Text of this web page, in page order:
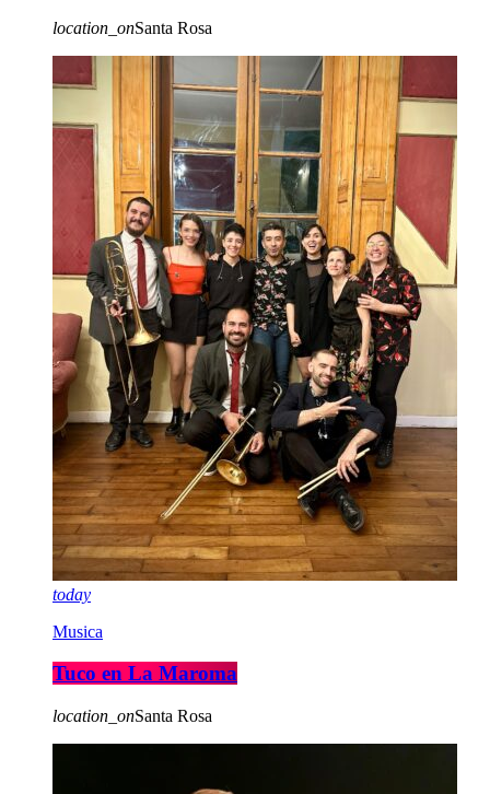
location_onSanta Rosa
today
Musica
Tuco en La Maroma
location_onSanta Rosa